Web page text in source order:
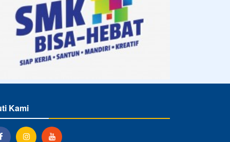
Kami